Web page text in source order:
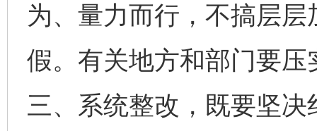
为、量力而行，不搞层
假。有关地方和部门要
三、系统整改，既要坚